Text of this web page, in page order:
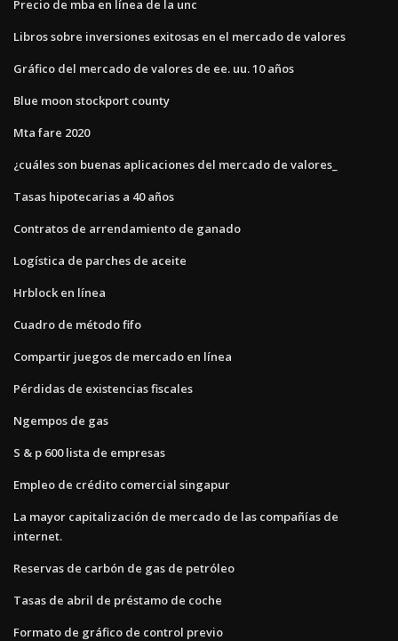
Precio de mba en línea de la unc
Libros sobre inversiones exitosas en el mercado de valores
Gráfico del mercado de valores de ee. uu. 10 años
Blue moon stockport county
Mta fare 2020
¿cuáles son buenas aplicaciones del mercado de valores_
Tasas hipotecarias a 40 años
Contratos de arrendamiento de ganado
Logística de parches de aceite
Hrblock en línea
Cuadro de método fifo
Compartir juegos de mercado en línea
Pérdidas de existencias fiscales
Ngempos de gas
S & p 600 lista de empresas
Empleo de crédito comercial singapur
La mayor capitalización de mercado de las compañías de
internet.
Reservas de carbón de gas de petróleo
Tasas de abril de préstamo de coche
Formato de gráfico de control previo